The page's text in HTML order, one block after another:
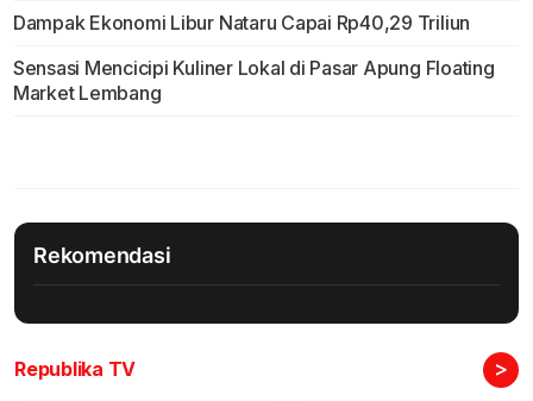
Dampak Ekonomi Libur Nataru Capai Rp40,29 Triliun
Sensasi Mencicipi Kuliner Lokal di Pasar Apung Floating
Market Lembang
Rekomendasi
Republika TV >